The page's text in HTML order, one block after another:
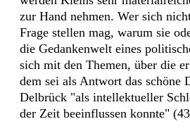
zur Hand nehmen. Wer sich
Frage stellen mag, warum sie
die Gedankenwelt eines
sich mit den Themen, über die
dem sei als Antwort das schöne
Delbrück "als intellektueller
der Zeit beeinflussen konnte"